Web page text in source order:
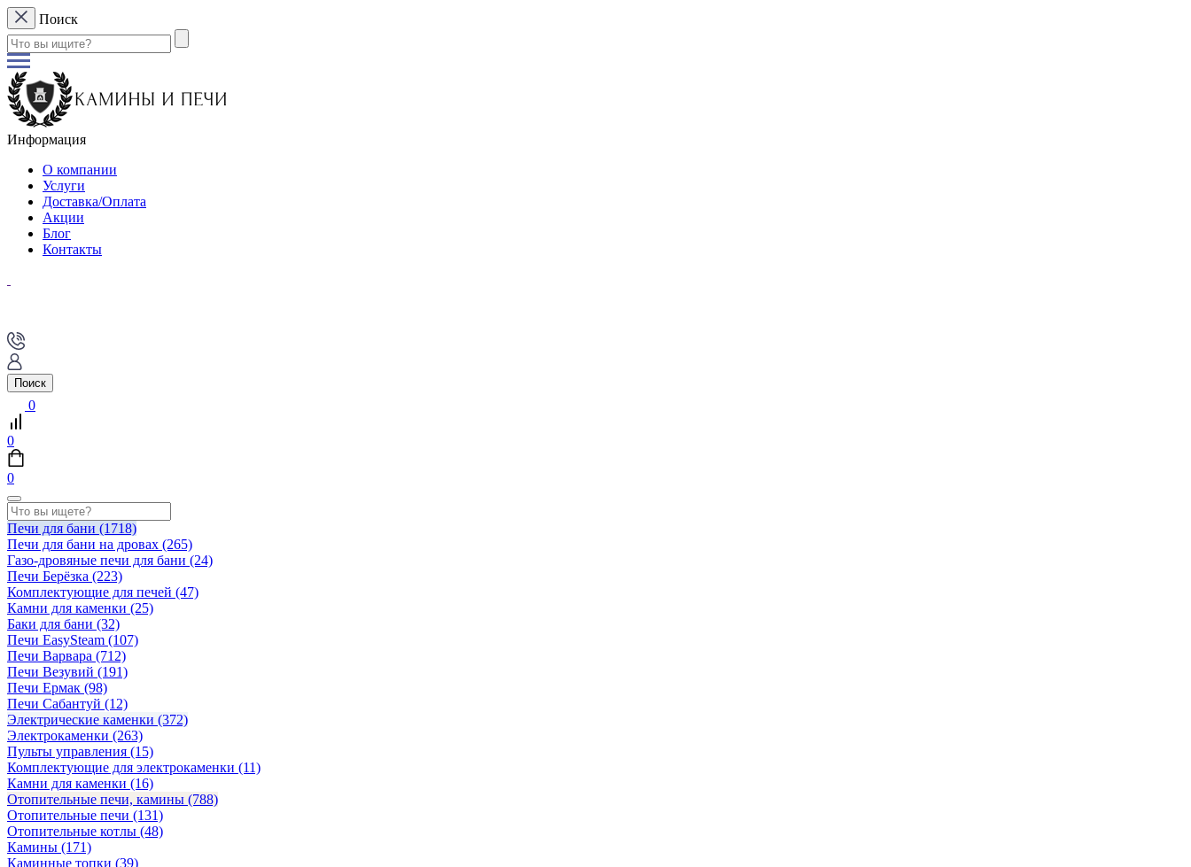
Поиск
Информация
О компании
Услуги
Доставка/Оплата
Акции
Блог
Контакты
Поиск
0
0
0
Печи для бани (1718)
Печи для бани на дровах (265)
Газо-дровяные печи для бани (24)
Печи Берёзка (223)
Комплектующие для печей (47)
Камни для каменки (25)
Баки для бани (32)
Печи EasySteam (107)
Печи Варвара (712)
Печи Везувий (191)
Печи Ермак (98)
Печи Сабантуй (12)
Электрические каменки (372)
Электрокаменки (263)
Пульты управления (15)
Комплектующие для электрокаменки (11)
Камни для каменки (16)
Отопительные печи, камины (788)
Отопительные печи (131)
Отопительные котлы (48)
Камины (171)
Каминные топки (39)